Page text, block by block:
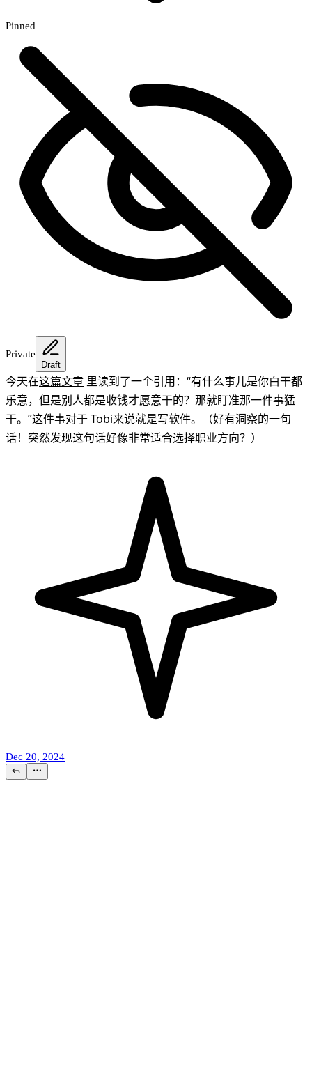
Pinned
Private
Draft
今天在这篇文章 里读到了一个引用：“有什么事儿是你白干都
乐意，但是别人都是收钱才愿意干的？那就盯准那一件事猛
干。”这件事对于 Tobi来说就是写软件。（好有洞察的一句
话！突然发现这句话好像非常适合选择职业方向？）
Dec 20, 2024